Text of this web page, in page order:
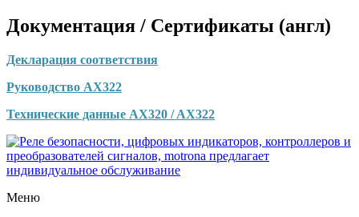
Документация / Сертификаты (англ)
Декларация соответствия
Руководство AX322
Технические данные AX320 / AX322
Меню